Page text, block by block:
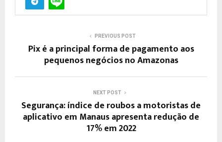
PREVIOUS POST
Pix é a principal forma de pagamento aos
pequenos negócios no Amazonas
NEXT POST
Segurança: índice de roubos a motoristas de
aplicativo em Manaus apresenta redução de
17% em 2022